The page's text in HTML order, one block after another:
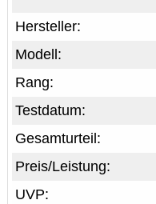
Hersteller:
Modell:
Rang:
Testdatum:
Gesamturteil:
Preis/Leistung:
UVP: